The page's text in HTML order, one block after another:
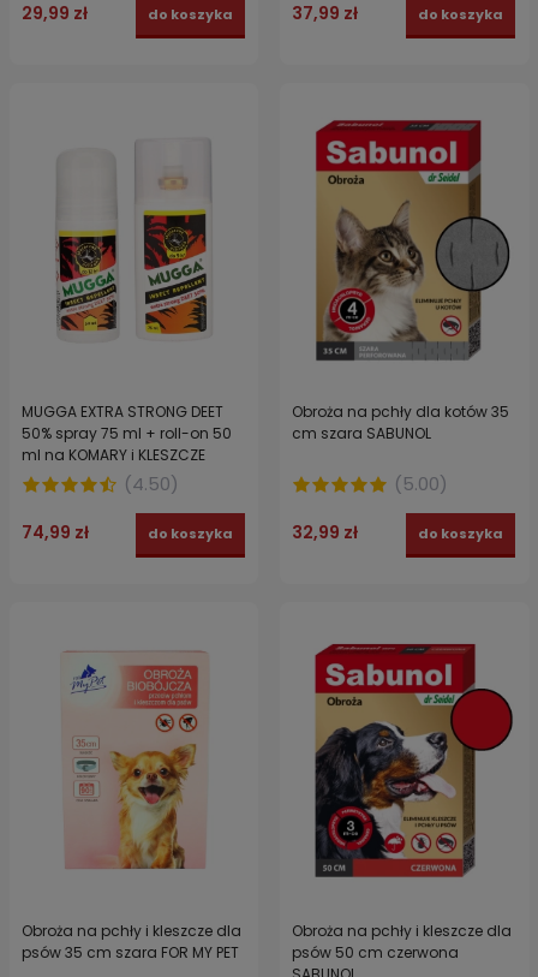
29,99 zł do koszyka 37,99 zł do koszyka
MUGGA EXTRA STRONG DEET
50% spray 75 ml + roll-on 50
ml na KOMARY i KLESZCZE
(4.50)
74,99 zł do koszyka
Obroża na pchły dla kotów 35
cm szara SABUNOL
(5.00)
32,99 zł do koszyka
Obroża na pchły i kleszcze dla
psów 35 cm szara FOR MY PET
Obroża na pchły i kleszcze dla
psów 50 cm czerwona